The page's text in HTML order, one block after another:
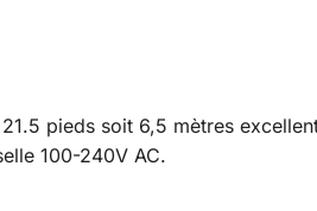
pieds soit 6,5 mètres
100-240V AC.